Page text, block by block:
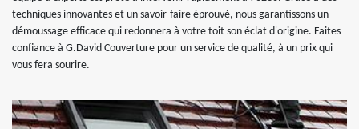
techniques innovantes et un savoir-faire éprouvé, nous garantissons un
démoussage efficace qui redonnera à votre toit son éclat d'origine. Faites
confiance à G.David Couverture pour un service de qualité, à un prix qui
vous fera sourire.